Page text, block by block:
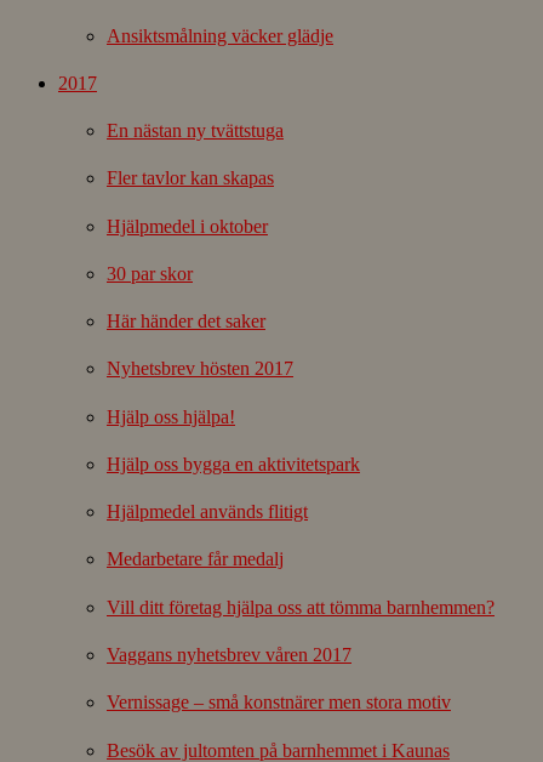
Ansiktsmålning väcker glädje
2017
En nästan ny tvättstuga
Fler tavlor kan skapas
Hjälpmedel i oktober
30 par skor
Här händer det saker
Nyhetsbrev hösten 2017
Hjälp oss hjälpa!
Hjälp oss bygga en aktivitetspark
Hjälpmedel används flitigt
Medarbetare får medalj
Vill ditt företag hjälpa oss att tömma barnhemmen?
Vaggans nyhetsbrev våren 2017
Vernissage – små konstnärer men stora motiv
Besök av jultomten på barnhemmet i Kaunas